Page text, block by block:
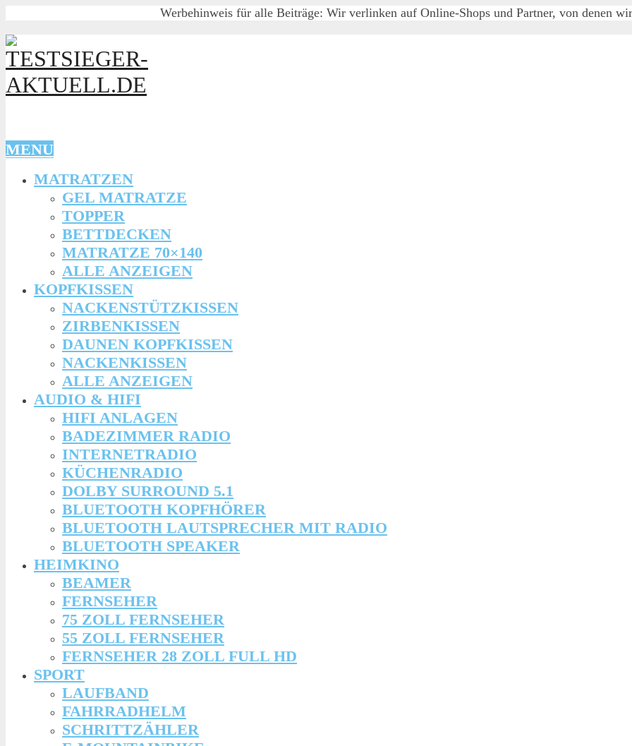
Werbehinweis für alle Beiträge: Wir verlinken auf Online-Shops und Partner, von denen
MENU
MATRATZEN
GEL MATRATZE
TOPPER
BETTDECKEN
MATRATZE 70×140
ALLE ANZEIGEN
KOPFKISSEN
NACKENSTÜTZKISSEN
ZIRBENKISSEN
DAUNEN KOPFKISSEN
NACKENKISSEN
ALLE ANZEIGEN
AUDIO & HIFI
HIFI ANLAGEN
BADEZIMMER RADIO
INTERNETRADIO
KÜCHENRADIO
DOLBY SURROUND 5.1
BLUETOOTH KOPFHÖRER
BLUETOOTH LAUTSPRECHER MIT RADIO
BLUETOOTH SPEAKER
HEIMKINO
BEAMER
FERNSEHER
75 ZOLL FERNSEHER
55 ZOLL FERNSEHER
FERNSEHER 28 ZOLL FULL HD
SPORT
LAUFBAND
FAHRRADHELM
SCHRITTZÄHLER